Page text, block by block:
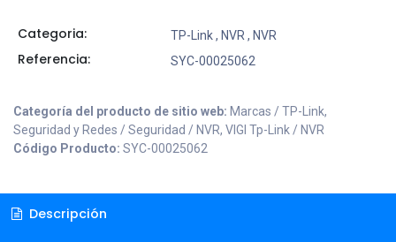
Categoria: TP-Link, NVR , NVR
Referencia: SYC-00025062
Categoría del producto de sitio web: Marcas / TP-Link,
Seguridad y Redes / Seguridad / NVR, VIGI Tp-Link / NVR
Código Producto: SYC-00025062
Descripción